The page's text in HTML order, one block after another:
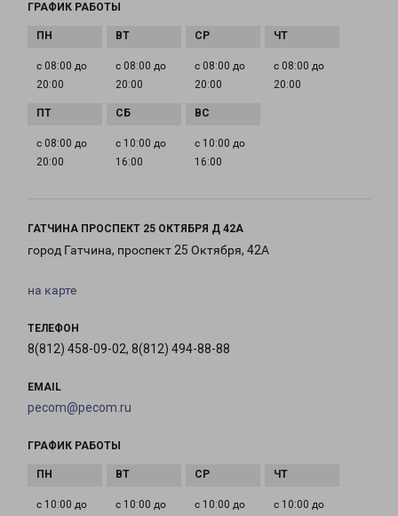
ГРАФИК РАБОТЫ
с 08:00 до
20:00
с 08:00 до
20:00
с 08:00 до
20:00
с 08:00 до
20:00
с 08:00 до
20:00
с 10:00 до
16:00
с 10:00 до
16:00
ГАТЧИНА ПРОСПЕКТ 25 ОКТЯБРЯ Д 42А
город Гатчина, проспект 25 Октября, 42А
на карте
ТЕЛЕФОН
8(812) 458-09-02, 8(812) 494-88-88
EMAIL
pecom@pecom.ru
ГРАФИК РАБОТЫ
с 10:00 до
с 10:00 до
с 10:00 до
с 10:00 до